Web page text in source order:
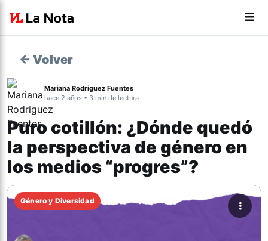
← Volver
Mariana Rodriguez Fuentes
hace 2 años • 3 min de lectura
Puro cotillón: ¿Dónde quedó
la perspectiva de género en
los medios “progres”?
Género y Diversidad